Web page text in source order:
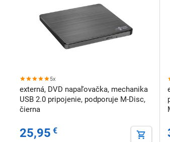
5x
externá, DVD napaľovačka, mechanika
USB 2.0 pripojenie, podporuje M-Disc,
čierna
25,95 €